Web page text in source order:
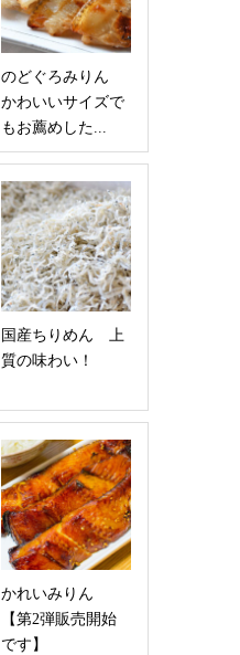
のどぐろみりん
かわいいサイズで
もお薦めした...
国産ちりめん 上
質の味わい！
かれいみりん
【第2弾販売開始
です】